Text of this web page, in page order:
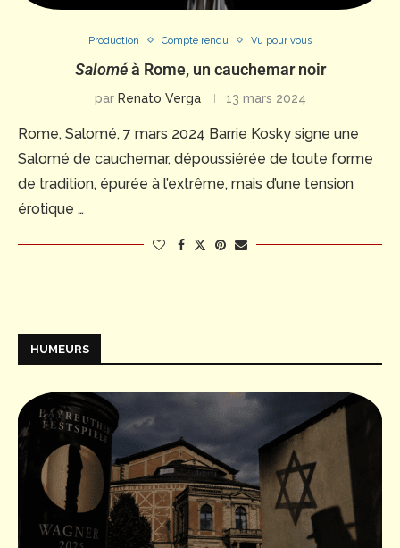
Production Compte rendu Vu pour vous
Saloméà Rome, un cauchemar noir
par Renato Verga 13 mars 2024
Rome, Salomé, 7 mars 2024 Barrie Kosky signe une
Salomé de cauchemar, dépoussiérée de toute forme
de tradition, épurée à l’extrême, mais d’une tension
érotique …
HUMEURS